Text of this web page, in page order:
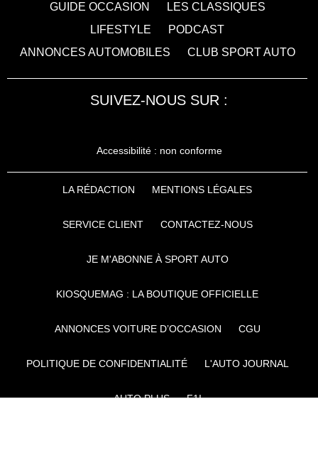
GUIDE OCCASION
LES CLASSIQUES
LIFESTYLE
PODCAST
ANNONCES AUTOMOBILES
CLUB SPORT AUTO
SUIVEZ-NOUS SUR :
Accessibilité : non conforme
LA RÉDACTION MENTIONS LÉGALES
SERVICE CLIENT CONTACTEZ-NOUS
JE M'ABONNE À SPORT AUTO
KIOSQUEMAG : LA BOUTIQUE OFFICIELLE
ANNONCES VOITURE D’OCCASION CGU
POLITIQUE DE CONFIDENTIALITÉ L'AUTO JOURNAL
AUTO PLUS F1I